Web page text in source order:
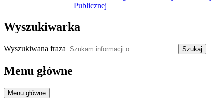
Publicznej
Wyszukiwarka
Wyszukiwana fraza Szukaj
Menu główne
Menu główne